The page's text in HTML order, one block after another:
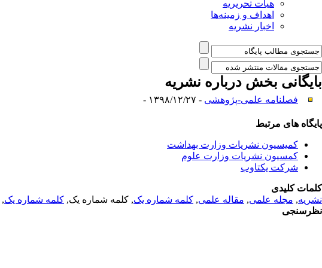
هیات تحریریه
اهداف و زمینه‌ها
اخبار نشریه
بایگانی بخش درباره نشریه
فصلنامه علمی-پژوهشی - ۱۳۹۸/۱۲/۲۷ -
پایگاه های مرتبط
کمیسیون نشریات وزارت بهداشت
کمسیون نشریات وزارت علوم
شرکت یکتاوب
کلمات کلیدی
نشریه, مجله علمی, مقاله علمی, کلمه شماره یک, کلمه شماره یک, کلمه شماره یک,
نظرسنجی